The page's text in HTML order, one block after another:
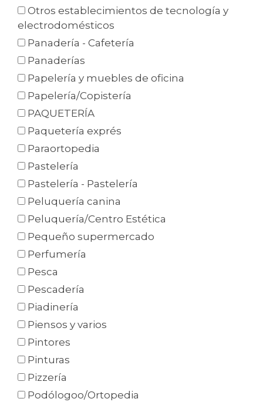
Otros establecimientos de tecnología y
electrodomésticos
Panadería - Cafetería
Panaderías
Papelería y muebles de oficina
Papelería/Copistería
PAQUETERÍA
Paquetería exprés
Paraortopedia
Pastelería
Pastelería - Pastelería
Peluquería canina
Peluquería/Centro Estética
Pequeño supermercado
Perfumería
Pesca
Pescadería
Piadinería
Piensos y varios
Pintores
Pinturas
Pizzería
Podólogoo/Ortopedia